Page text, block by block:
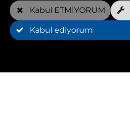
2 köpek başına
Kabul ETMİYORUM
Kabul ediyorum